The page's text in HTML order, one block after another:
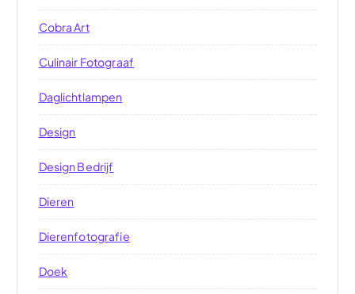
Cobra Art
Culinair Fotograaf
Daglichtlampen
Design
Design Bedrijf
Dieren
Dierenfotografie
Doek